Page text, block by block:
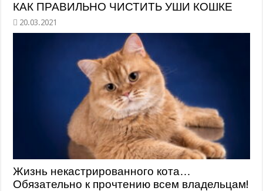
КАК ПРАВИЛЬНО ЧИСТИТЬ УШИ КОШКЕ
Жизнь некастрированного кота…
Обязательно к прочтению всем владельцам!